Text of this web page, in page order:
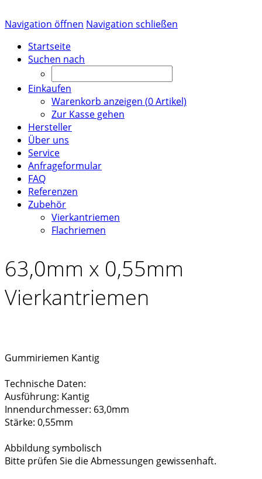
Navigation öffnen Navigation schließen
Startseite
Suchen nach
Einkaufen
Warenkorb anzeigen (0Artikel)
Zur Kasse gehen
Hersteller
Über uns
Service
Anfrageformular
FAQ
Referenzen
Zubehör
Vierkantriemen
Flachriemen
63,0mm x 0,55mm
Vierkantriemen
Gummiriemen Kantig
Technische Daten:
Ausführung: Kantig
Innendurchmesser: 63,0mm
Stärke: 0,55mm
Abbildung symbolisch
Bitte prüfen Sie die Abmessungen gewissenhaft.